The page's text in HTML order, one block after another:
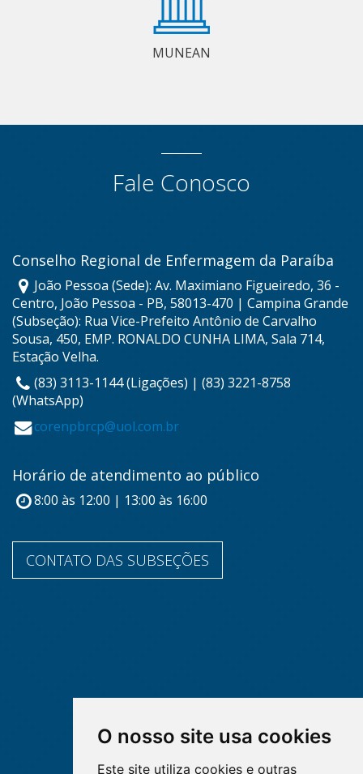
O nosso site usa cookies
Este site utiliza cookies e outras
MUNEAN
Fale Conosco
Conselho Regional de Enfermagem da Paraíba
João Pessoa (Sede): Av. Maximiano Figueiredo, 36 -
Centro, João Pessoa - PB, 58013-470 | Campina Grande
(Subseção): Rua Vice-Prefeito Antônio de Carvalho
Sousa, 450, EMP. RONALDO CUNHA LIMA, Sala 714,
Estação Velha.
(83) 3113-1144 (Ligações) | (83) 3221-8758
(WhatsApp)
corenpbrcp@uol.com.br
Horário de atendimento ao público
8:00 às 12:00 | 13:00 às 16:00
CONTATO DAS SUBSEÇÕES